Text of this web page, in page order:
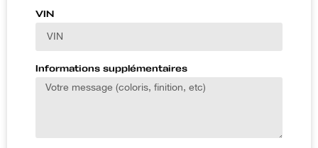
VIN
Informations supplémentaires